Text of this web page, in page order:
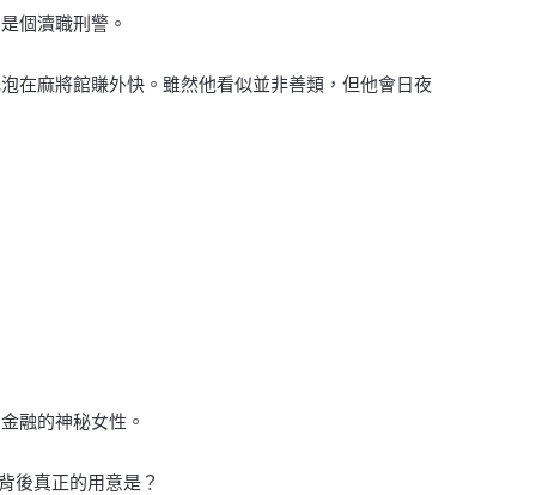
個瀆職刑警。
在麻將館賺外快。雖然他看似並非善類，但他會日夜
融的神秘女性。
後真正的用意是？